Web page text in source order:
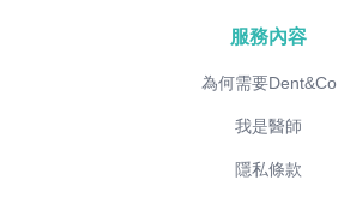
服務內容
為何需要Dent&Co
我是醫師
隱私條款